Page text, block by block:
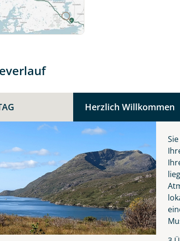
Merkliste
Keine Reisen
Teile diese Reise
Irland - die
Facebook
Herzlich Willkommen
Vorname
Anzahl Erwachsener
Unterkunft
DZ
EZ Familienzimmer
Reisebeginn
Option 1